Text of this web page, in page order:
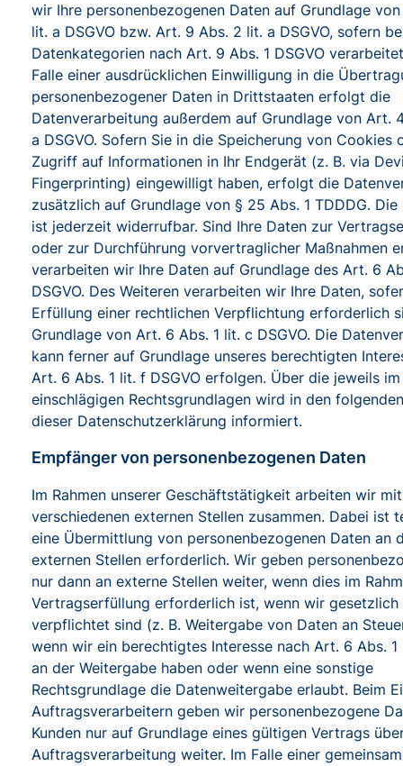
wir Ihre personenbezogenen Daten auf Grundlage
lit. a DSGVO bzw. Art. 9 Abs. 2 lit. a DSGVO, sofern
Datenkategorien nach Art. 9 Abs. 1 DSGVO
Falle einer ausdrücklichen Einwilligung in die
personenbezogener Daten in Drittstaaten erfolgt die
Datenverarbeitung außerdem auf Grundlage von Art.
a DSGVO. Sofern Sie in die Speicherung von Cookies
Zugriff auf Informationen in Ihr Endgerät (z. B. via
Fingerprinting) eingewilligt haben, erfolgt die
zusätzlich auf Grundlage von § 25 Abs. 1 TDDDG.
ist jederzeit widerrufbar. Sind Ihre Daten zur
oder zur Durchführung vorvertraglicher Maßnahmen
verarbeiten wir Ihre Daten auf Grundlage des Art. 6
DSGVO. Des Weiteren verarbeiten wir Ihre Daten,
Erfüllung einer rechtlichen Verpflichtung erforderlich
Grundlage von Art. 6 Abs. 1 lit. c DSGVO. Die
kann ferner auf Grundlage unseres berechtigten
Art. 6 Abs. 1 lit. f DSGVO erfolgen. Über die jeweils
einschlägigen Rechtsgrundlagen wird in den
dieser Datenschutzerklärung informiert.
Empfänger von personenbezogenen Daten
Im Rahmen unserer Geschäftstätigkeit arbeiten wir mit
verschiedenen externen Stellen zusammen. Dabei ist
eine Übermittlung von personenbezogenen Daten an
externen Stellen erforderlich. Wir geben
nur dann an externe Stellen weiter, wenn dies im
Vertragserfüllung erforderlich ist, wenn wir gesetzlich
verpflichtet sind (z. B. Weitergabe von Daten an
wenn wir ein berechtigtes Interesse nach Art. 6 Abs. 1
an der Weitergabe haben oder wenn eine sonstige
Rechtsgrundlage die Datenweitergabe erlaubt. Beim
Auftragsverarbeitern geben wir personenbezogene
Kunden nur auf Grundlage eines gültigen Vertrags
Auftragsverarbeitung weiter. Im Falle einer